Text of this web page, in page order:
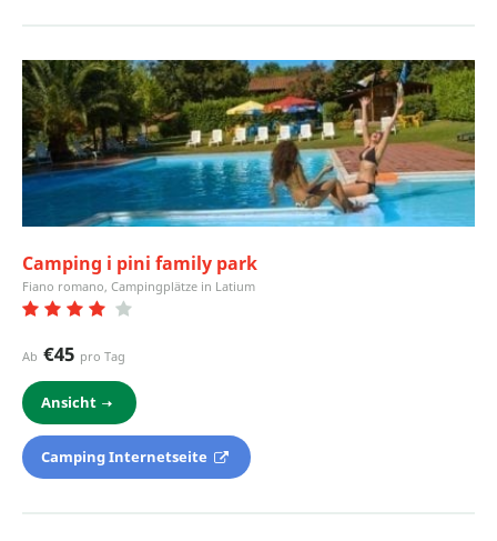
Camping i pini family park
Fiano romano, Campingplätze in Latium
Ab €45 pro Tag
Ansicht
Camping Internetseite